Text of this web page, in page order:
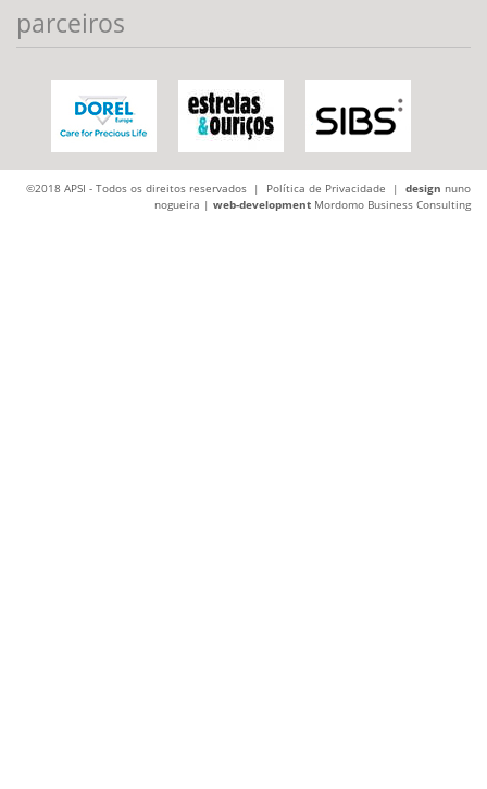
parceiros
©2018 APSI - Todos os direitos reservados | Política de Privacidade | design nuno
nogueira | web-development Mordomo Business Consulting